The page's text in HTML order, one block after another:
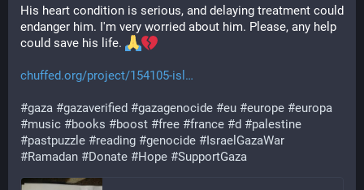
His heart condition is serious, and delaying treatment could
endanger him. I'm very worried about him. Please, any help
could save his life.
chuffed.org/project/154105-isl
#gaza #gazaverified #gazagenocide #eu #europe #europa
#music #books #boost #free #france #d #palestine
#pastpuzzle #reading #genocide #IsraelGazaWar
#Ramadan #Donate #Hope #SupportGaza